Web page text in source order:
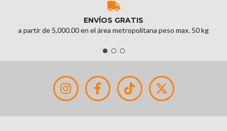
ENVÍOS GRATIS
a partir de 5,000.00 en el área metropolitana peso max. 50 kg